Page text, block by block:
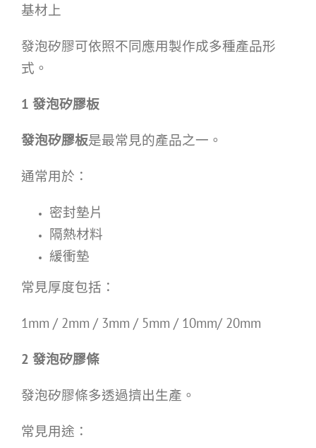
基材上
發泡矽膠可依照不同應用製作成多種產品形
式。
1 發泡矽膠板
發泡矽膠板是最常見的產品之一。
通常用於：
密封墊片
隔熱材料
緩衝墊
常見厚度包括：
1mm / 2mm / 3mm / 5mm / 10mm/ 20mm
2 發泡矽膠條
發泡矽膠條多透過擠出生產。
常見用途：